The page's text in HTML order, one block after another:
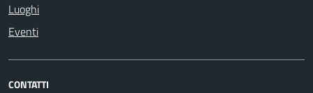
Luoghi
Eventi
CONTATTI